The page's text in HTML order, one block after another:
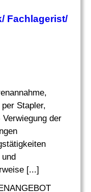
/ Fachlagerist/
Stapler,
der
[...]